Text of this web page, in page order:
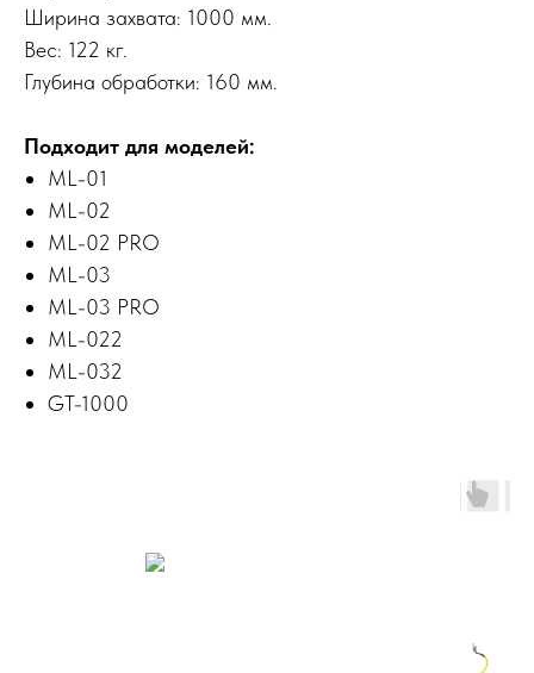
Ширина захвата: 1000 мм.
Вес: 122 кг.
Глубина обработки: 160 мм.
Подходит для моделей:
ML-01
ML-02
ML-02 PRO
ML-03
ML-03 PRO
ML-022
ML-032
GT-1000